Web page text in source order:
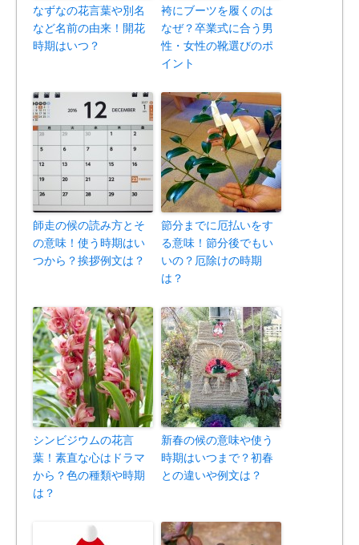
なずなの花言葉や別名
など名前の由来！開花
時期はいつ？
袴にブーツを履くのは
なぜ？卒業式に合う男
性・女性の靴選びのポ
イント
師走の候の読み方とそ
の意味！使う時期はい
つから？挨拶例文は？
節分までに厄払いをす
る意味！節分後でもい
いの？厄除けの時期
は？
シンビジウムの花言
葉！素直な心はドラマ
から？色の種類や時期
は？
新春の候の意味や使う
時期はいつまで？初春
との違いや例文は？